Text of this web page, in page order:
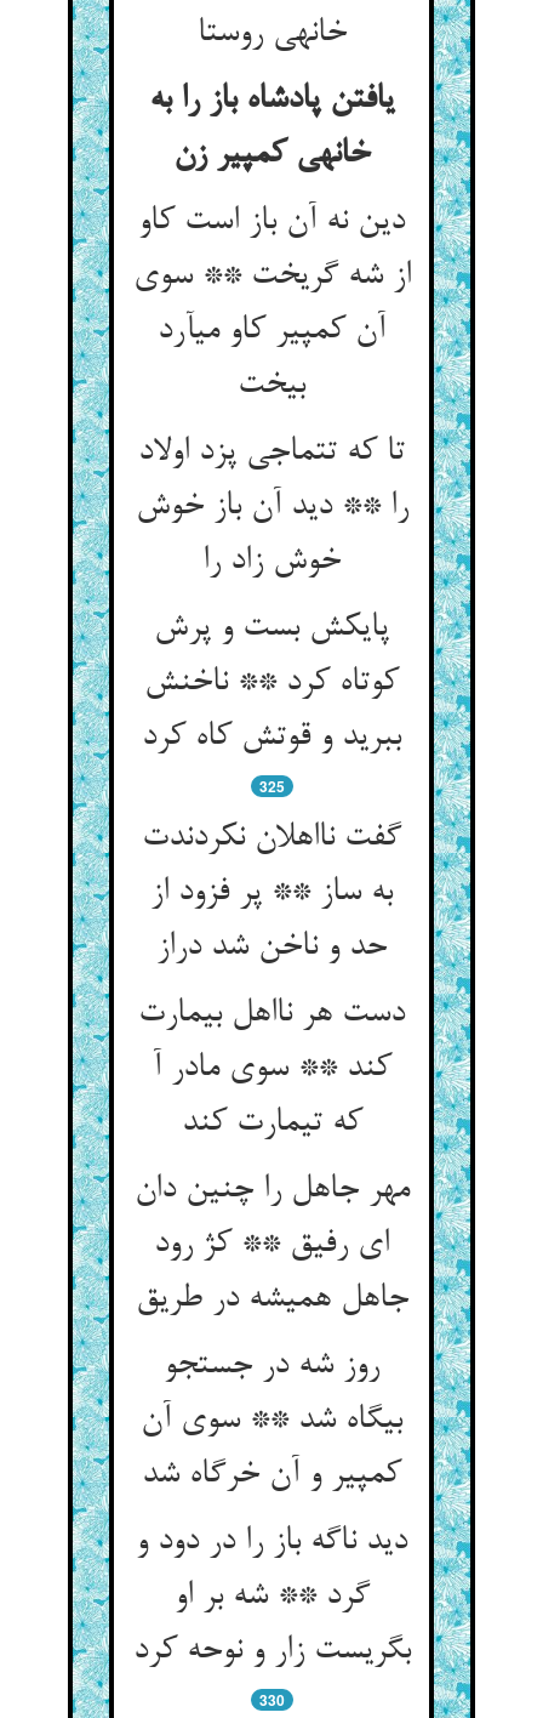
خانه‏ی روستا
یافتن پادشاه باز را به
خانه‏ی کمپیر زن
دین نه آن باز است کاو
از شه گریخت ** سوی
آن کمپیر کاو می‏آرد
بیخت‏
تا که تتماجی پزد اولاد
را ** دید آن باز خوش
خوش زاد را
پایکش بست و پرش
کوتاه کرد ** ناخنش
ببرید و قوتش کاه کرد
325
گفت نااهلان نکردندت
به ساز ** پر فزود از
حد و ناخن شد دراز
دست هر نااهل بیمارت
کند ** سوی مادر آ
که تیمارت کند
مهر جاهل را چنین دان
ای رفیق ** کژ رود
جاهل همیشه در طریق‏
روز شه در جستجو
بی‏گاه شد ** سوی آن
کمپیر و آن خرگاه شد
دید ناگه باز را در دود و
گرد ** شه بر او
بگریست زار و نوحه کرد
330